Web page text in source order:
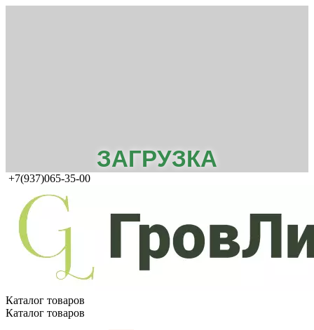
ЗАГРУЗКА
+7(937)065-35-00
Каталог товаров
Каталог товаров